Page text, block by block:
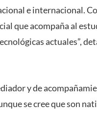
e internacional.
que acompaña al
actuales”,
y de
se cree que son